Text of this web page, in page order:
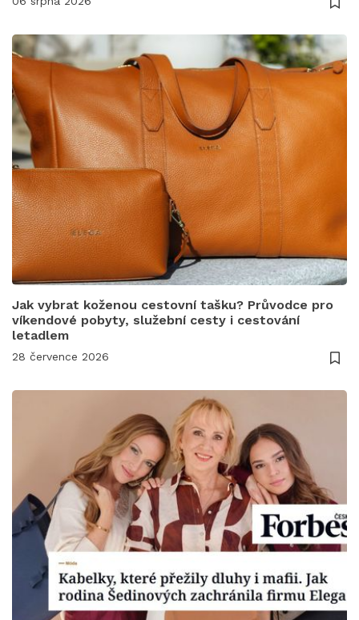
Jak vybrat koženou cestovní tašku? Průvodce pro
víkendové pobyty, služební cesty i cestování
letadlem
28 července 2026